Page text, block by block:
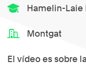
Hamelin-Laie
Montgat
El vídeo es sobre